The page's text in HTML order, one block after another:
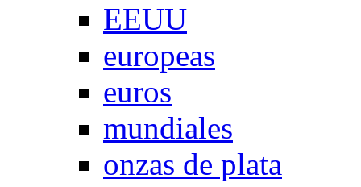
EEUU
europeas
euros
mundiales
onzas de plata